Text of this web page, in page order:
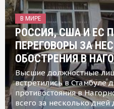
В МИРЕ
РОССИЯ, США И ЕС
ПЕРЕГОВОРЫ ЗА
ОБОСТРЕНИЯ В
Высшие должностные
встретились в Стамбуле
противостояния в
всего за несколько дней